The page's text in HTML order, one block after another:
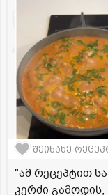
შეინახე
"ამ რეცეპტით
კერძი